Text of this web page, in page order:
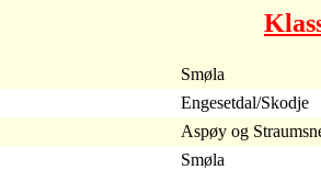
Smøla
Engesetdal/Skodje
Aspøy og
Smøla